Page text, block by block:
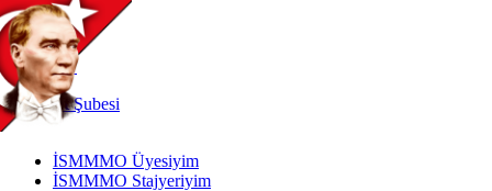
TR
|
EN
İnternetŞubesi
İSMMMO Üyesiyim
İSMMMO Stajyeriyim